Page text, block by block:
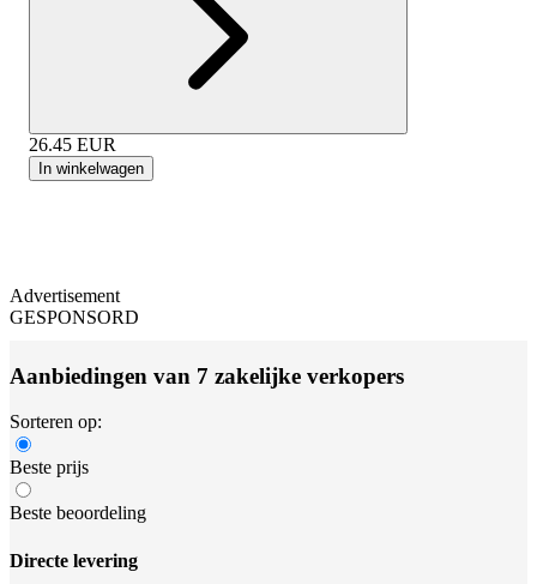
26.45 EUR
In winkelwagen
Advertisement
GESPONSORD
Aanbiedingen van 7 zakelijke verkopers
Sorteren op:
Beste prijs
Beste beoordeling
Directe levering